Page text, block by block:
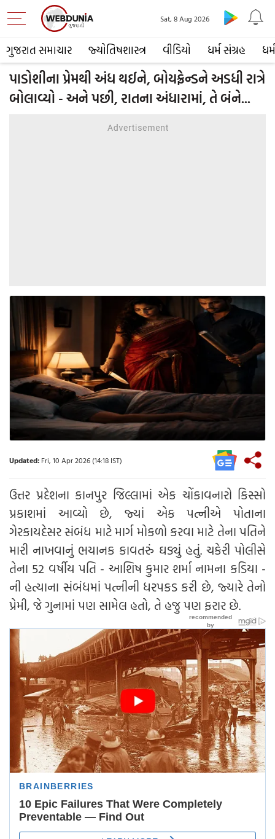
ગુજરાત સમાચાર જ્યોતિષશાસ્ત્ર વીડિયો ધર્મ સંગ્રહ ધર્મ
Sat, 8 Aug 2026
પાડોશીના પ્રેમથી અંધ થઈને, બોયફ્રેન્ડને અડધી રાત્રે
બોલાવ્યો - અને પછી, રાતના અંધારામાં, તે બંને...
Updated: Fri, 10 Apr 2026 (14:18 IST)
ઉત્તર પ્રદેશના કાનપુર જિલ્લામાં એક ચોંકાવનારો કિસ્સો
પ્રકાશમાં આવ્યો છે, જ્યાં એક પત્નીએ પોતાના
ગેરકાયદેસર સંબંધ માટે માર્ગ મોકળો કરવા માટે તેના પતિને
મારી નાખવાનું ભયાનક કાવતરું ઘડ્યું હતું. ચકેરી પોલીસે
તેના 52 વર્ષીય પતિ - આશિષ કુમાર શર્મા નામના કડિયા -
ની હત્યાના સંબંધમાં પત્નીની ધરપકડ કરી છે, જ્યારે તેનો
પ્રેમી, જે ગુનામાં પણ સામેલ હતો, તે હજુ પણ ફરાર છે.